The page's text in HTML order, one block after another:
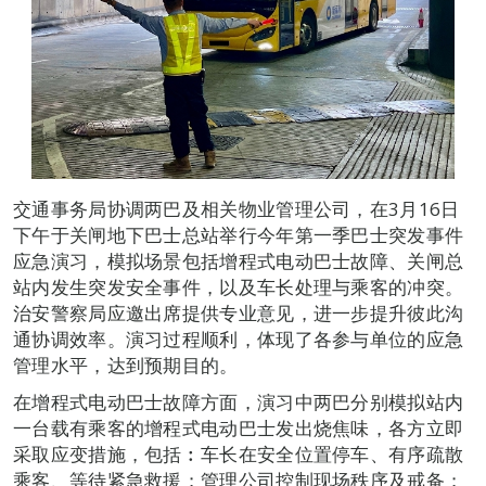
交通事务局协调两巴及相关物业管理公司，在3月16日
下午于关闸地下巴士总站举行今年第一季巴士突发事件
应急演习，模拟场景包括增程式电动巴士故障、关闸总
站内发生突发安全事件，以及车长处理与乘客的冲突。
治安警察局应邀出席提供专业意见，进一步提升彼此沟
通协调效率。演习过程顺利，体现了各参与单位的应急
管理水平，达到预期目的。
在增程式电动巴士故障方面，演习中两巴分别模拟站内
一台载有乘客的增程式电动巴士发出烧焦味，各方立即
采取应变措施，包括︰车长在安全位置停车、有序疏散
乘客、等待紧急救援；管理公司控制现场秩序及戒备；